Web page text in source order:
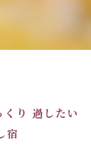
り 過したい
宿